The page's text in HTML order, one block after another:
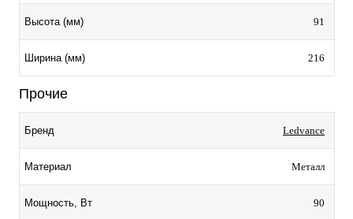
Высота (мм) 91
Ширина (мм) 216
Прочие
Бренд Ledvance
Материал Металл
Мощность, Вт 90